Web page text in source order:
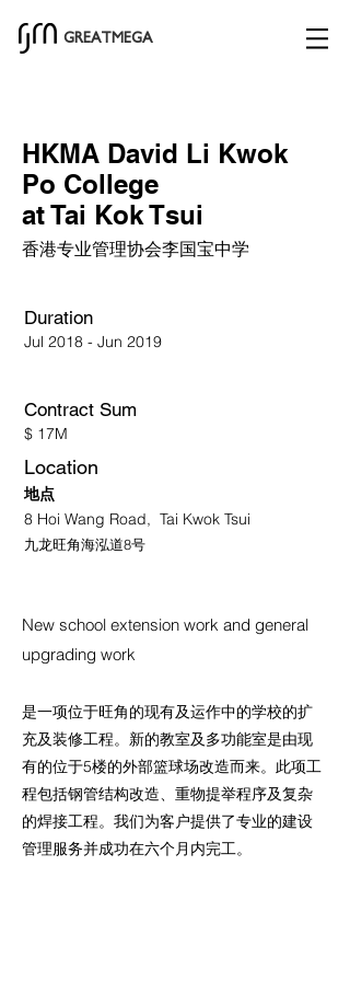
GREATMEGA
HKMA David Li Kwok
Po College
at Tai Kok Tsui
香港专业管理协会李国宝中学
Duration
Jul 2018 - Jun 2019
Contract Sum​
$ 17M
Location
地点
8 Hoi Wang Road, Tai Kwok Tsui
九龙旺角海泓道8号
New school extension work and general
upgrading work
是一项位于旺角的现有及运作中的学校的扩
充及装修工程。新的教室及多功能室是由现
有的位于5楼的外部篮球场改造而来。此项工
程包括钢管结构改造、重物提举程序及复杂
的焊接工程。我们为客户提供了专业的建设
管理服务并成功在六个月内完工。